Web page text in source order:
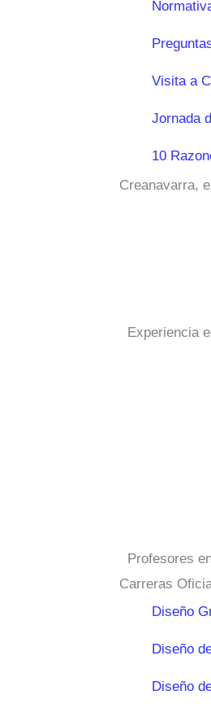
Visita a
Jornada
10
Creanavarra,
Experiencia
Profesores
Carreras
Diseño
Diseño
Diseño